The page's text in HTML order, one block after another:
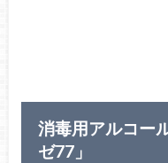
消毒用アルコー
ゼ77」